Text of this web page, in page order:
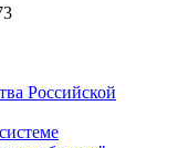
Российской